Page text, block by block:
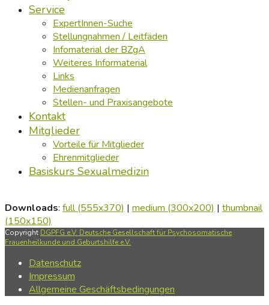
Service
ExpertInnen-Suche
Stellungnahmen / Leitfäden
Infomaterial der BZgA
Weiteres Informaterial
Links
Medienanfragen
Stellen- und Praxisangebote
Kontakt
Mitglieder
Vorteile für Mitglieder
Ehrenmitglieder
Basiskurs Sexualmedizin
Downloads: full (555x370) | medium (300x200) | thumbnail
(150x150)
Copyright DGPFG e.V. Deutsche Gesellschaft für Psychosomatische
Frauenheilkunde und Geburtshilfe e.V.
Datenschutz
Impressum
Allgemeine Geschäftsbedingungen